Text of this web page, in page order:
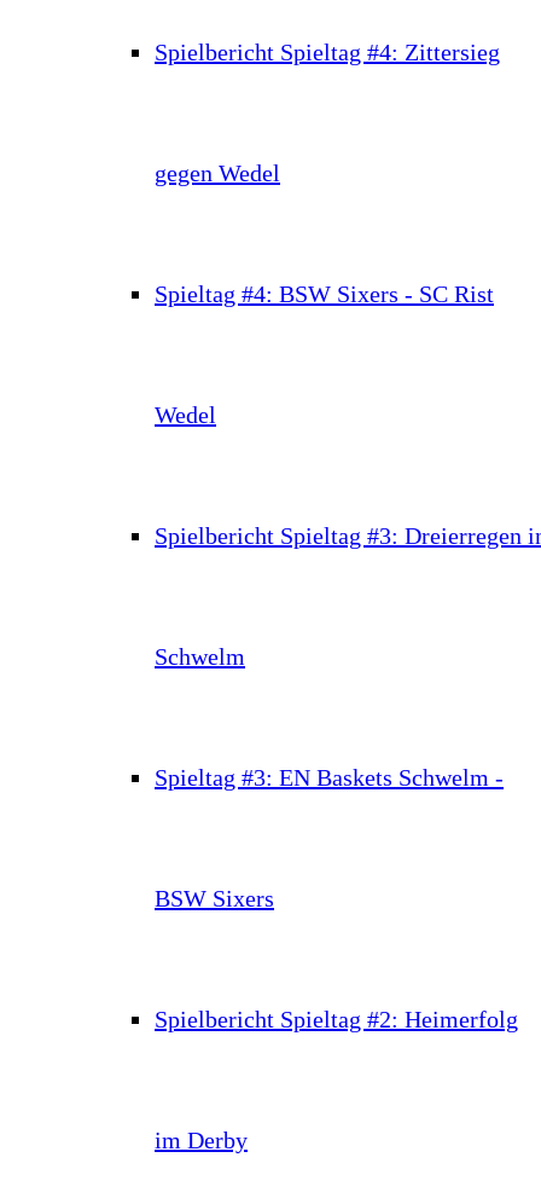
Spielbericht Spieltag #4: Zittersieg
gegen Wedel
Spieltag #4: BSW Sixers - SC Rist
Wedel
Spielbericht Spieltag #3: Dreierregen
Schwelm
Spieltag #3: EN Baskets Schwelm -
BSW Sixers
Spielbericht Spieltag #2: Heimerfolg
im Derby